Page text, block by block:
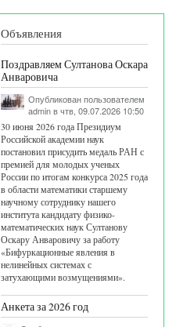
Объявления
Поздравляем Султанова Оскара
Анваровича
Опубликован пользователем
adminв чтв, 09.07.2026 10:50
30 июня 2026 года Президиум
Российской академии наук
постановил присудить медаль РАН с
премией для молодых ученых
России по итогам конкурса 2025 года
в области математики старшему
научному сотруднику нашего
института кандидату физико-
математических наук Султанову
Оскару Анваровичу за работу
«Бифуркационные явления в
нелинейных системах с
затухающими возмущениями».
Анкета за 2026 год